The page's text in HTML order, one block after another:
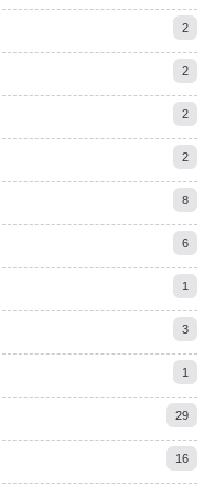
2
2
2
2
8
6
1
3
1
29
16